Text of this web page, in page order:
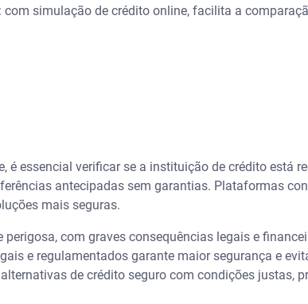
: com simulação de crédito online, facilita a
é essencial verificar se a instituição de crédito está
antecipadas sem garantias. Plataformas
mais seguras.
com graves consequências legais e
e regulamentados garante maior segurança e
de crédito seguro com condições justas,